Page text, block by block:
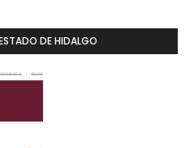
DE HIDALGO